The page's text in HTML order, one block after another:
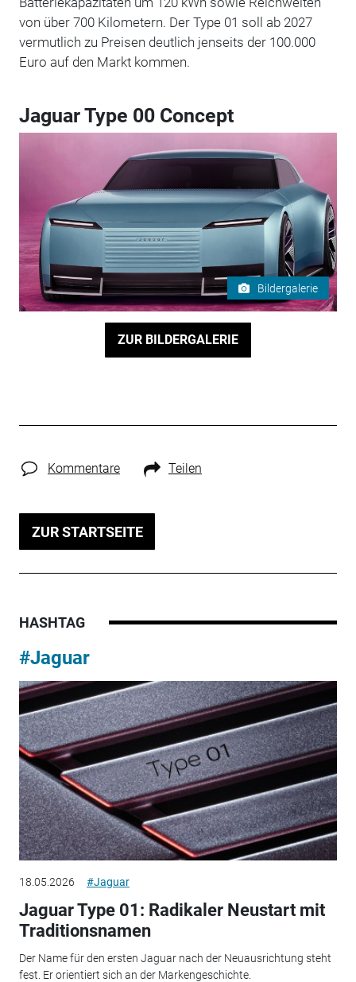
von über 700 Kilometern. Der Type 01 soll ab 2027
vermutlich zu Preisen deutlich jenseits der 100.000
Euro auf den Markt kommen.
Jaguar Type 00 Concept
Bildergalerie
ZUR BILDERGALERIE
Kommentare Teilen
ZUR STARTSEITE
HASHTAG
#Jaguar
18.05.2026 #Jaguar
Jaguar Type 01: Radikaler Neustart mit
Traditionsnamen
Der Name für den ersten Jaguar nach der Neuausrichtung steht
fest. Er orientiert sich an der Markengeschichte.